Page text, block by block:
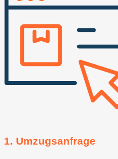
1. Umzugsanfrage